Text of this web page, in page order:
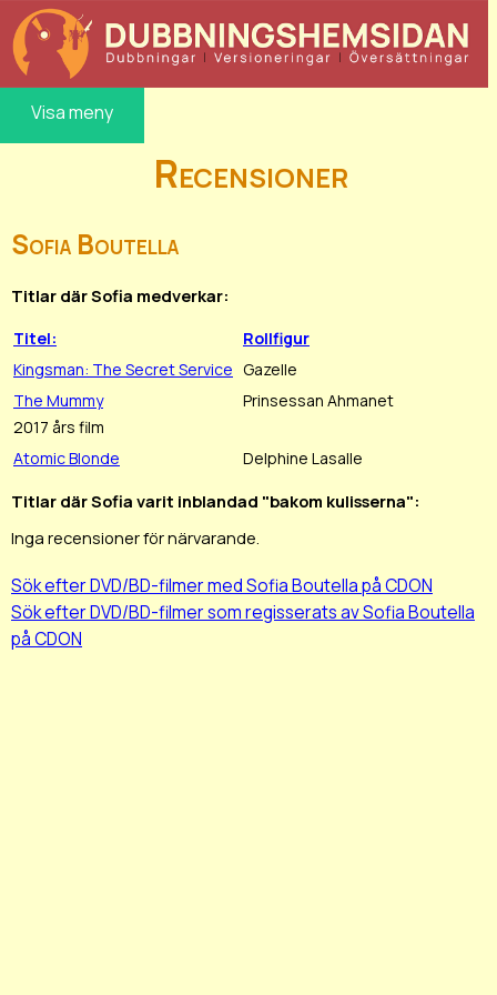
Visa meny
Recensioner
Sofia Boutella
Titlar där Sofia medverkar:
Titel:
Rollfigur
Kingsman: The Secret Service Gazelle
The Mummy
2017 års film
Prinsessan Ahmanet
Atomic Blonde Delphine Lasalle
Titlar där Sofia varit inblandad "bakom kulisserna":
Inga recensioner för närvarande.
Sök efter DVD/BD-filmer med Sofia Boutella på CDON
Sök efter DVD/BD-filmer som regisserats av Sofia Boutella
på CDON